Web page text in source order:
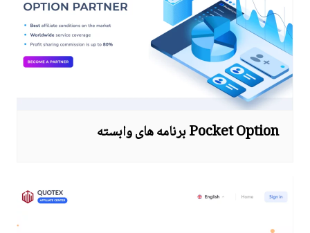
Pocket Option برنامه های وابسته